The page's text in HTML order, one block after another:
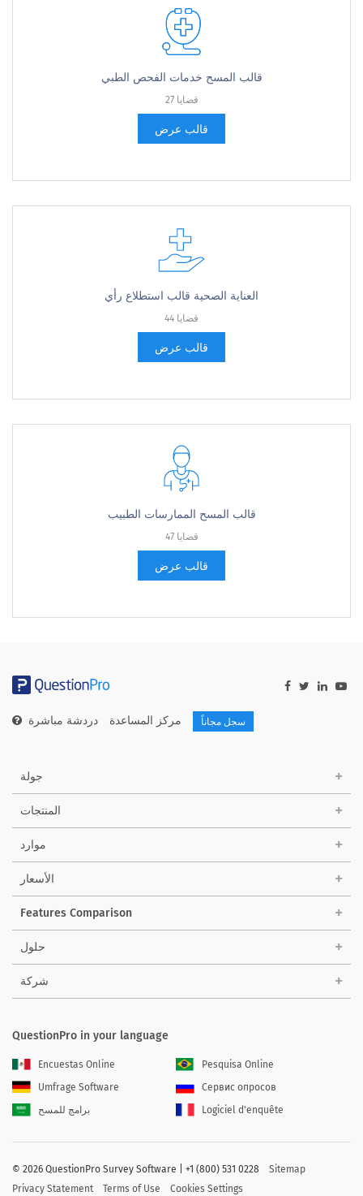
قالب المسح خدمات الفحص الطبي
27 قضايا
قالب عرض
العناية الصحية قالب استطلاع رأي
44 قضايا
قالب عرض
قالب المسح الممارسات الطبيب
47 قضايا
قالب عرض
مركز المساعدة دردشة مباشرة سجل مجاناً
جولة
المنتجات
موارد
الأسعار
Features Comparison
حلول
شركة
QuestionPro in your language
Encuestas Online
Pesquisa Online
Umfrage Software
Сервис опросов
برامج للمسح
Logiciel d'enquête
© 2026 QuestionPro Survey Software | +1 (800) 531 0228
Sitemap
Privacy Statement
Terms of Use Cookies Settings